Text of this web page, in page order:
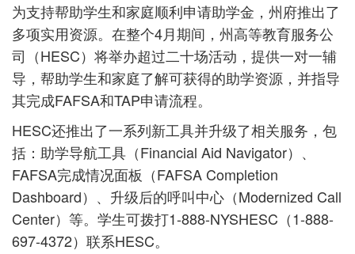
为支持帮助学生和家庭顺利申请助学金，州府推出了
多项实用资源。在整个4月期间，州高等教育服务公
司（HESC）将举办超过二十场活动，提供一对一辅
导，帮助学生和家庭了解可获得的助学资源，并指导
其完成FAFSA和TAP申请流程。
HESC还推出了一系列新工具并升级了相关服务，包
括：助学导航工具（Financial Aid Navigator）、
FAFSA完成情况面板（FAFSA Completion
Dashboard）、升级后的呼叫中心（Modernized Call
Center）等。学生可拨打1-888-NYSHESC（1-888-
697-4372）联系HESC。